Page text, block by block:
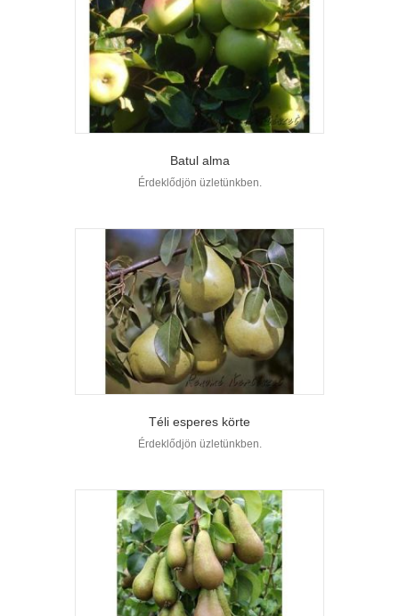
Batul alma
Érdeklődjön üzletünkben.
Téli esperes körte
Érdeklődjön üzletünkben.